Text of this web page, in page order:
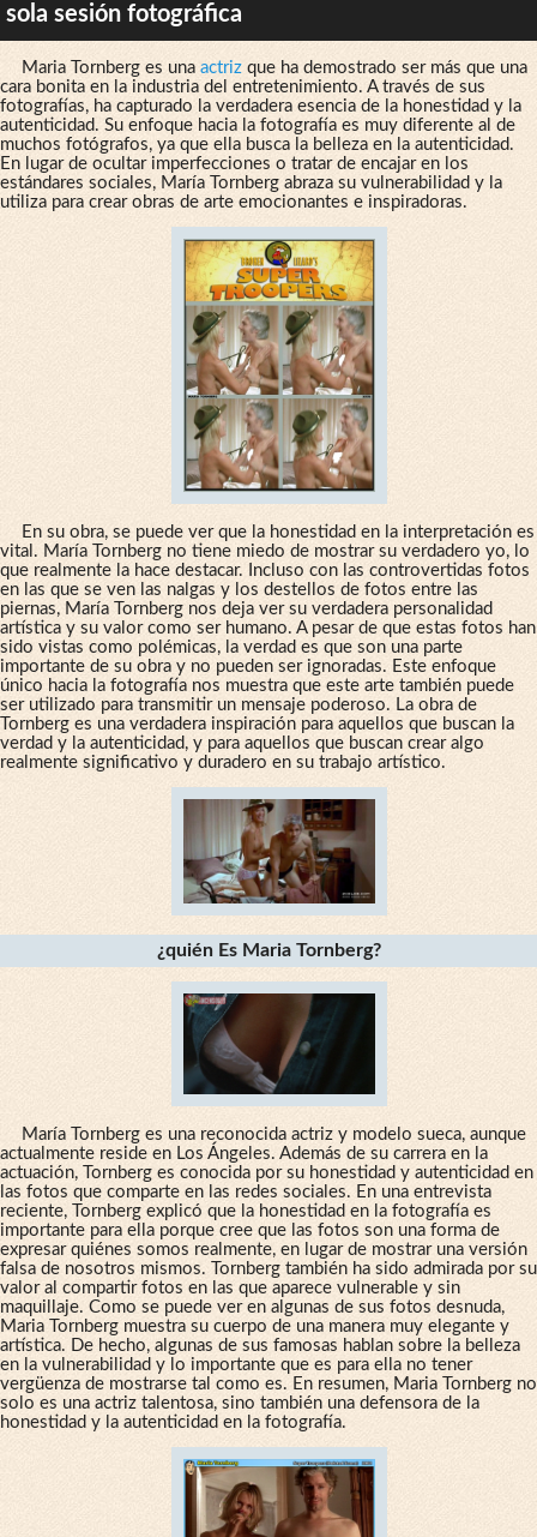
sola sesión fotográfica
Maria Tornberg es una actrizque ha demostrado ser más que una
cara bonita en la industria del entretenimiento. A través de sus
fotografías, ha capturado la verdadera esencia de la honestidad y la
autenticidad. Su enfoque hacia la fotografía es muy diferente al de
muchos fotógrafos, ya que ella busca la belleza en la autenticidad.
En lugar de ocultar imperfecciones o tratar de encajar en los
estándares sociales, María Tornberg abraza su vulnerabilidad y la
utiliza para crear obras de arte emocionantes e inspiradoras.
En su obra, se puede ver que la honestidad en la interpretación es
vital. María Tornberg no tiene miedo de mostrar su verdadero yo, lo
que realmente la hace destacar. Incluso con las controvertidas fotos
en las que se ven las nalgas y los destellos de fotos entre las
piernas, María Tornberg nos deja ver su verdadera personalidad
artística y su valor como ser humano. A pesar de que estas fotos han
sido vistas como polémicas, la verdad es que son una parte
importante de su obra y no pueden ser ignoradas. Este enfoque
único hacia la fotografía nos muestra que este arte también puede
ser utilizado para transmitir un mensaje poderoso. La obra de
Tornberg es una verdadera inspiración para aquellos que buscan la
verdad y la autenticidad, y para aquellos que buscan crear algo
realmente significativo y duradero en su trabajo artístico.
¿quién Es Maria Tornberg?
María Tornberg es una reconocida actriz y modelo sueca, aunque
actualmente reside en Los Ángeles. Además de su carrera en la
actuación, Tornberg es conocida por su honestidad y autenticidad en
las fotos que comparte en las redes sociales. En una entrevista
reciente, Tornberg explicó que la honestidad en la fotografía es
importante para ella porque cree que las fotos son una forma de
expresar quiénes somos realmente, en lugar de mostrar una versión
falsa de nosotros mismos. Tornberg también ha sido admirada por su
valor al compartir fotos en las que aparece vulnerable y sin
maquillaje. Como se puede ver en algunas de sus fotos desnuda,
Maria Tornberg muestra su cuerpo de una manera muy elegante y
artística. De hecho, algunas de sus famosas hablan sobre la belleza
en la vulnerabilidad y lo importante que es para ella no tener
vergüenza de mostrarse tal como es. En resumen, Maria Tornberg no
solo es una actriz talentosa, sino también una defensora de la
honestidad y la autenticidad en la fotografía.